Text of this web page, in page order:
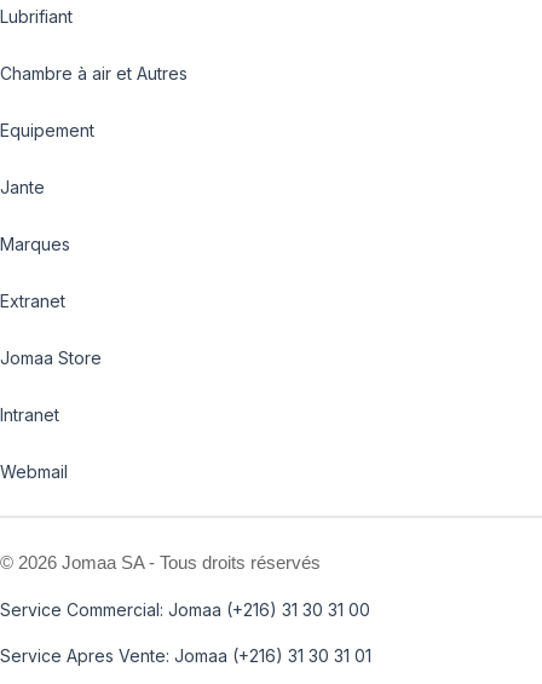
Lubrifiant
Chambre à air et Autres
Equipement
Jante
Marques
Extranet
Jomaa Store
Intranet
Webmail
© 2026 Jomaa SA - Tous droits réservés
Service Commercial: Jomaa (+216) 31 30 31 00
Service Apres Vente: Jomaa (+216) 31 30 31 01